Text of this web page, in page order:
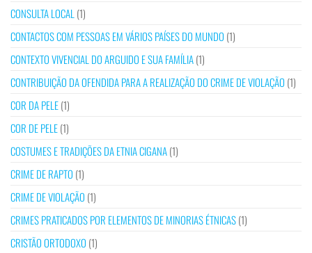
CONSULTA LOCAL (1)
CONTACTOS COM PESSOAS EM VÁRIOS PAÍSES DO MUNDO (1)
CONTEXTO VIVENCIAL DO ARGUIDO E SUA FAMÍLIA(1)
CONTRIBUIÇÃO DA OFENDIDA PARA A REALIZAÇÃO DO CRIME DE VIOLAÇÃO (1)
COR DA PELE(1)
COR DE PELE(1)
COSTUMES E TRADIÇÕES DA ETNIA CIGANA(1)
CRIME DE RAPTO (1)
CRIME DE VIOLAÇÃO (1)
CRIMES PRATICADOS POR ELEMENTOS DE MINORIAS ÉTNICAS(1)
CRISTÃO ORTODOXO (1)